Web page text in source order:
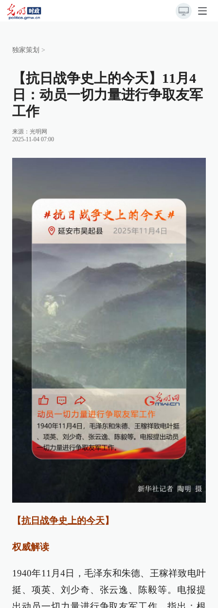
独家策划 >
【抗日战争史上的今天】11月4
日：动员一切力量进行争取友军
工作
来源： 光明网
2025-11-04 07:00
【抗日战争史上的今天】
权威解读
1940年11月4日，毛泽东和朱德、王稼祥致电叶
挺、项英、刘少奇、张云逸、陈毅等。电报提